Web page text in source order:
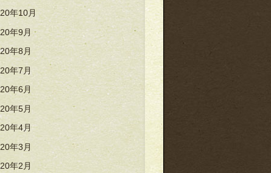
年10月
年9月
年8月
年7月
年6月
年5月
年4月
年3月
年2月